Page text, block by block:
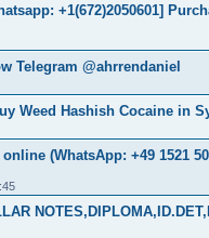
+1(672)2050601]
Telegram @ahrrendaniel
Weed Hashish Cocaine in
(WhatsApp: +49 1521